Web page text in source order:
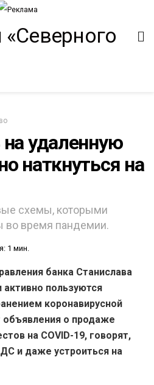
удаленную
наткнуться на
схемы, которыми
во время пандемии.
1 мин.
банка Станислава
пользуются
коронавирусной
о продаже
на COVID-19, говорят,
и даже устроиться на